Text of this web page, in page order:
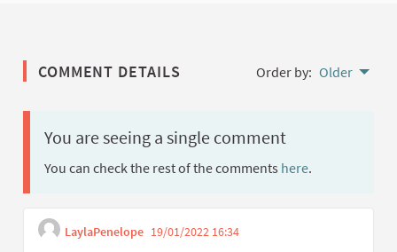
COMMENT DETAILS Order by: Older
You are seeing a single comment
You can check the rest of the comments here.
LaylaPenelope 19/01/2022 16:34